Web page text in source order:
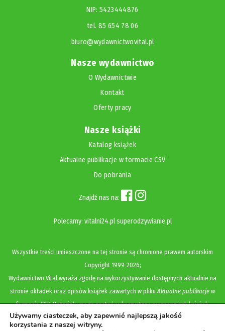
NIP: 5423444876
tel. 85 654 78 06
biuro@wydawnictwovital.pl
Nasze wydawnictwo
O Wydawnictwie
Kontakt
Oferty pracy
Nasze książki
Katalog książek
Aktualne publikacje w formacie CSV
Do pobrania
Znajdź nas na:
Polecamy: vitalni24.pl superodzywianie.pl
Wszystkie treści umieszczone na tej stronie są chronione prawem autorskim
Copyright1999-2026;
Wydawnictwo Vital wyraża zgodę na wykorzystywanie dostępnych aktualnie na
stronie okładek oraz opisów książek zawartych w plikuAktualne publikacje w
formacie CSV. Materiały mogą zostać wykorzystane w recenzjach książek,
katalogach internetowych, bibliotecznych (OPAC) oraz materiałach promujących
Używamy ciasteczek, aby zapewnić najlepszą jakość
korzystania z naszej witryny.